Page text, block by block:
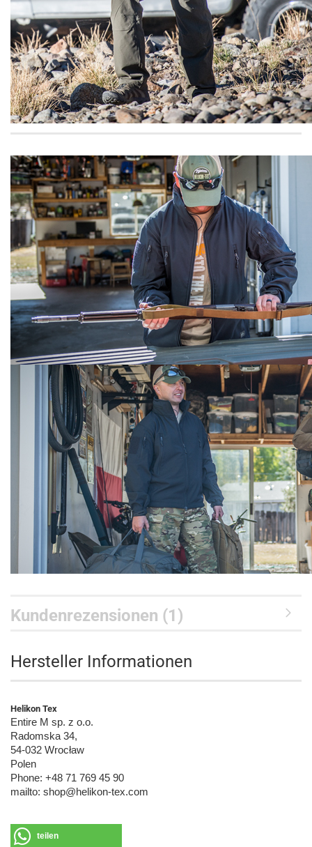
Kundenrezensionen (1)
Hersteller Informationen
Helikon Tex
Entire M sp. z o.o.
Radomska 34,
54-032 Wrocław
Polen
Phone: +48 71 769 45 90
mailto: shop@helikon-tex.com
teilen